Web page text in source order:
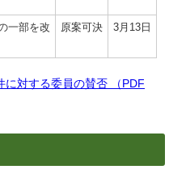
一部を改
原案可決 3月13日
対する委員の賛否 （PDF